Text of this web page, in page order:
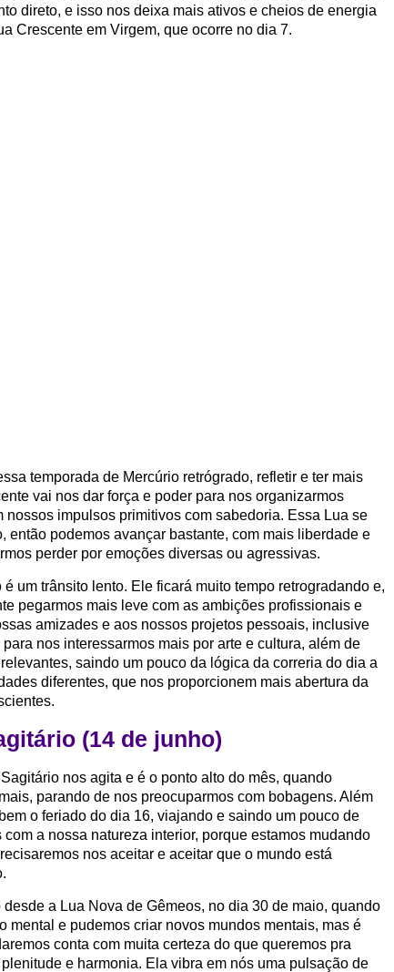
direto, e isso nos deixa mais ativos e cheios de energia
Crescente em Virgem, que ocorre no dia 7.
temporada de Mercúrio retrógrado, refletir e ter mais
vai nos dar força e poder para nos organizarmos
nossos impulsos primitivos com sabedoria. Essa Lua se
então podemos avançar bastante, com mais liberdade e
perder por emoções diversas ou agressivas.
um trânsito lento. Ele ficará muito tempo retrogradando e,
pegarmos mais leve com as ambições profissionais e
amizades e aos nossos projetos pessoais, inclusive
nos interessarmos mais por arte e cultura, além de
saindo um pouco da lógica da correria do dia a
diferentes, que nos proporcionem mais abertura da
(14 de junho)
nos agita e é o ponto alto do mês, quando
parando de nos preocuparmos com bobagens. Além
o feriado do dia 16, viajando e saindo um pouco de
a nossa natureza interior, porque estamos mudando
nos aceitar e aceitar que o mundo está
a Lua Nova de Gêmeos, no dia 30 de maio, quando
mental e pudemos criar novos mundos mentais, mas é
conta com muita certeza do que queremos pra
e harmonia. Ela vibra em nós uma pulsação de